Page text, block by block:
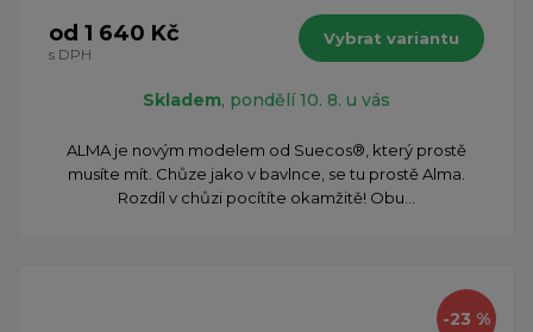
od 1 640 Kč
s DPH
Vybrat variantu
Skladem, pondělí 10. 8. u vás
ALMA je novým modelem od Suecos®, který prostě
musíte mít. Chůze jako v bavlnce, se tu prostě Alma.
Rozdíl v chůzi pocítíte okamžitě! Obu...
-23 %